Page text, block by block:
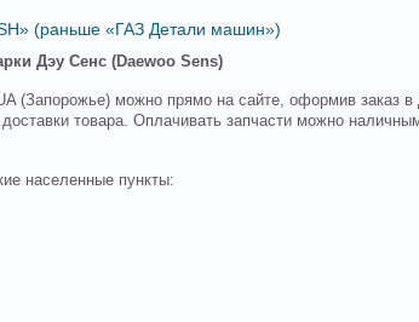
(раньше «ГАЗ Детали машин»)
Дэу Сенс (Daewoo Sens)
(Запорожье) можно прямо на сайте, оформив заказ
товара. Оплачивать запчасти можно
населенные пункты: